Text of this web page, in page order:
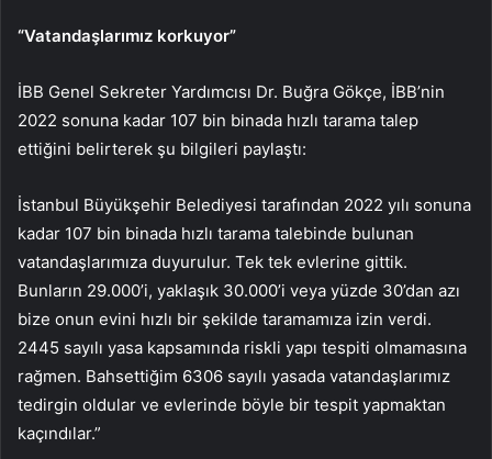
“Vatandaşlarımız korkuyor”
İBB Genel Sekreter Yardımcısı Dr. Buğra Gökçe, İBB’nin
2022 sonuna kadar 107 bin binada hızlı tarama talep
ettiğini belirterek şu bilgileri paylaştı:
İstanbul Büyükşehir Belediyesi tarafından 2022 yılı sonuna
kadar 107 bin binada hızlı tarama talebinde bulunan
vatandaşlarımıza duyurulur. Tek tek evlerine gittik.
Bunların 29.000’i, yaklaşık 30.000’i veya yüzde 30’dan azı
bize onun evini hızlı bir şekilde taramamıza izin verdi.
2445 sayılı yasa kapsamında riskli yapı tespiti olmamasına
rağmen. Bahsettiğim 6306 sayılı yasada vatandaşlarımız
tedirgin oldular ve evlerinde böyle bir tespit yapmaktan
kaçındılar.”